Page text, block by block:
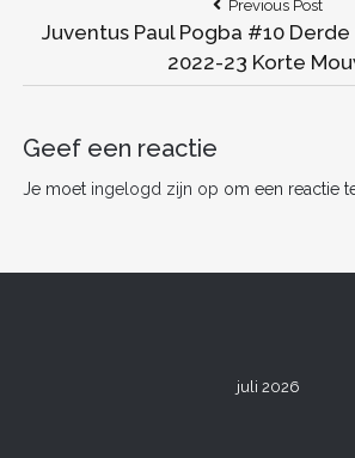
e
b
o
k
er l
e
st
navigatie
Previous Post
Juventus Paul Pogba #10
2022-23 Korte
Geef een reactie
Je moet ingelogd zijn op om een reactie
juli 2026